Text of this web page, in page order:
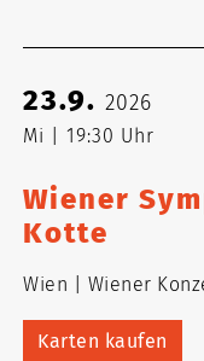
23.9.2026
Mi 19:30 Uhr
Wiener
Kotte
Wien Wiener
Karten kaufen